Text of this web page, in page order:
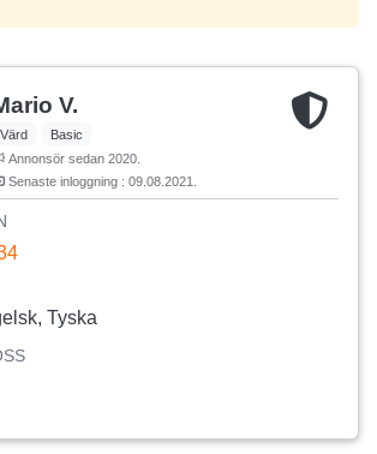
V.
Värd
Basic
Annonsör sedan 2020.
Senaste inloggning : 09.08.2021.
Tyska